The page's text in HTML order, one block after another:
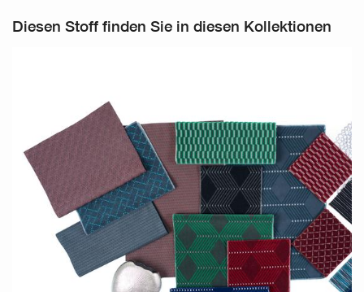
Diesen Stoff finden Sie in diesen Kollektionen